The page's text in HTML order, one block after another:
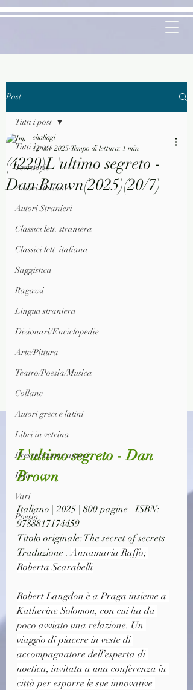
Post
Tutti i post
Territorio
Autori Italiani
Autori Stranieri
Classici lett. straniera
Classici lett. italiana
Saggistica
Ragazzi
Lingua straniera
Dizionari/Enciclopedie
Arte/Pittura
Teatro/Poesia/Musica
Collane
Autori greci e latini
Libri in vetrina
Presentazione autori
Info
Vari
Poesia
Tutti i post
(4229)L'ultimo segreto -
Dan Brown(2025)(20/7)
challagi
12 nov 2025 Tempo di lettura: 1 min
L'ultimo segreto - Dan
Brown
Italiano | 2025 | 800 pagine | ISBN:
9788817174459
Titolo originale: The secret of secrets
Traduzione . Annamaria Raffo;
Roberta Scarabelli
Robert Langdon è a Praga insieme a
Katherine Solomon, con cui ha da
poco avviato una relazione. Un
viaggio di piacere in veste di
accompagnatore dell’esperta di
noetica, invitata a una conferenza in
città per esporre le sue innovative